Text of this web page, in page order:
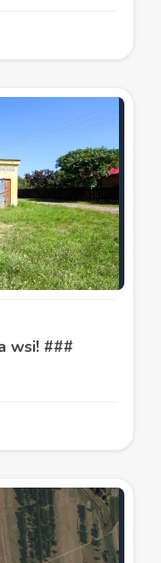
wsi! ###